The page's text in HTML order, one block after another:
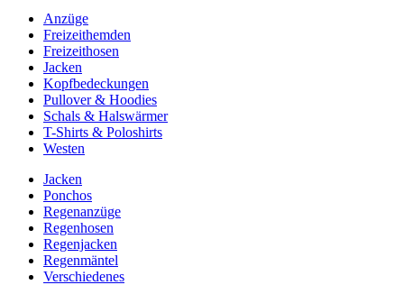
Anzüge
Freizeithemden
Freizeithosen
Jacken
Kopfbedeckungen
Pullover & Hoodies
Schals & Halswärmer
T-Shirts & Poloshirts
Westen
Jacken
Ponchos
Regenanzüge
Regenhosen
Regenjacken
Regenmäntel
Verschiedenes